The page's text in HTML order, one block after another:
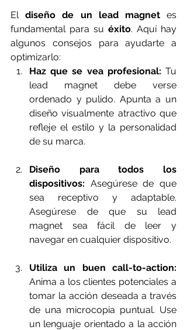
El diseño de un lead magnet es
fundamental para su éxito. Aquí hay
algunos consejos para ayudarte a
optimizarlo:
Haz que se vea profesional: Tu
lead magnet debe verse
ordenado y pulido. Apunta a un
diseño visualmente atractivo que
refleje el estilo y la personalidad
de su marca.
Diseño para todos los
dispositivos: Asegúrese de que
sea receptivo y adaptable.
Asegúrese de que su lead
magnet sea fácil de leer y
navegar en cualquier dispositivo.
Utiliza un buen call-to-action:
Anima a los clientes potenciales a
tomar la acción deseada a través
de una microcopia puntual. Use
un lenguaje orientado a la acción